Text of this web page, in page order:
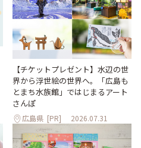
【チケットプレゼント】水辺の世
界から浮世絵の世界へ。「広島も
とまち水族館」ではじまるアート
さんぽ
広島県 [PR] 2026.07.31